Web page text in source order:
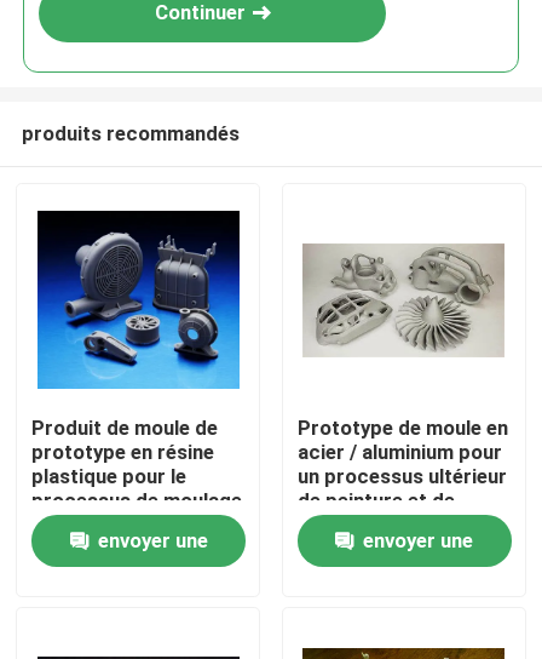
Produits
Spectacle de réalité virtuelle
Continuer
produits recommandés
Produit de moule de
prototype en résine
plastique pour le
processus de moulage
par injection de
plastique personnalisé
envoyer une
Prototype de moule en
acier / aluminium pour
un processus ultérieur
de peinture et de
gravure en résine
plastiqueenvoyer une